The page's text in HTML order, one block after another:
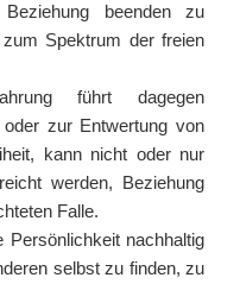
beenden zu
Spektrum der freien
führt dagegen
zur Entwertung von
kann nicht oder nur
werden, Beziehung
Falle.
Persönlichkeit nachhaltig
selbst zu finden, zu